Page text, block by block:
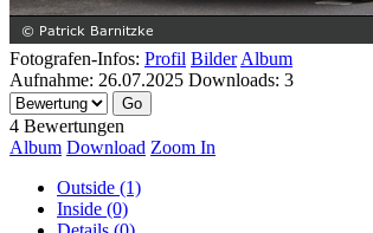
Fotografen-Infos: Profil Bilder Album
Aufnahme: 26.07.2025 Downloads: 3
4 Bewertungen
Album Download Zoom In
Outside (1)
Inside (0)